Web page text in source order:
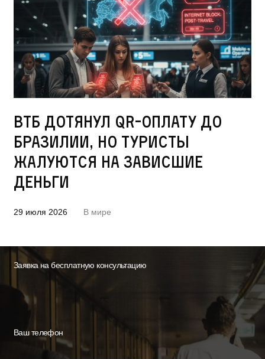
ВТБ дотянул QR-оплату до
Бразилии, но туристы
жалуются на зависшие
деньги
29 июля 2026 В мире
Заявка на бесплатную консультацию
Ваш телефон